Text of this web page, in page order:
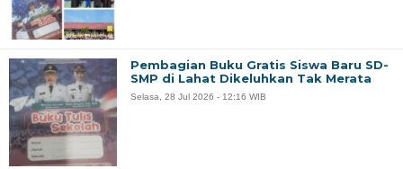
Pembagian Buku Gratis Siswa Baru SD-
SMP di Lahat Dikeluhkan Tak Merata
Selasa, 28 Jul 2026 - 12:16 WIB